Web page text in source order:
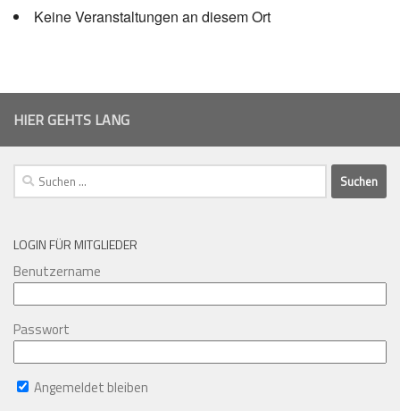
Keine Veranstaltungen an diesem Ort
HIER GEHTS LANG
Suchen
nach:
LOGIN FÜR MITGLIEDER
Benutzername
Passwort
Angemeldet bleiben